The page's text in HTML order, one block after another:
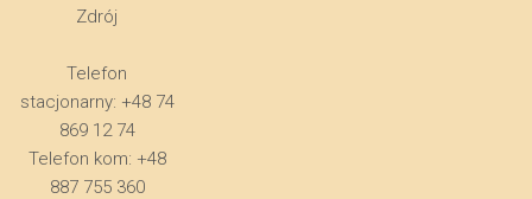
Zdrój
Telefon
stacjonarny: +48 74
869 12 74
Telefon kom: +48
887 755 360